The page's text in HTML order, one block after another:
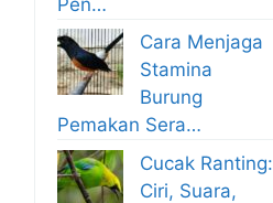
Cara Menjaga
Stamina
Burung
Pemakan Sera…
Cucak Ranting:
Ciri, Suara,